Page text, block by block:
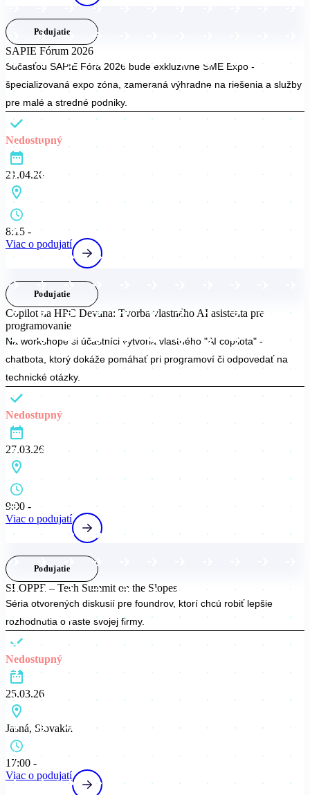
Podujatie
SAPIE Fórum 2026
Súčasťou SAPIE Fóra 2026 bude exkluzívne SME Expo -
špecializovaná expo zóna, zameraná výhradne na riešenia a služby
pre malé a stredné podniky.
Nedostupný
21.04.26
8:15 -
Viac o podujatí
Podujatie
Copilot na HPC Devana: Tvorba vlastného AI asistenta pre
programovanie
Na workshope si účastníci vytvoria vlastného "AI copilota" -
chatbota, ktorý dokáže pomáhať pri programoví či odpovedať na
technické otázky.
Nedostupný
27.03.26
9:00 -
Viac o podujatí
Podujatie
SLOPPE – Tech Summit on the Slopes
Séria otvorených diskusií pre foundrov, ktorí chcú robiť lepšie
rozhodnutia o raste svojej firmy.
Nedostupný
25.03.26
Jasná, Slovakia
17:00 -
Viac o podujatí